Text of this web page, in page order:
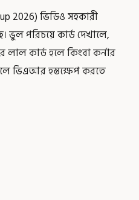
2026) ভিডিও সহকারী
ভুল পরিচয়ে কার্ড দেখালে,
লাল কার্ড হলে কিংবা কর্নার
ভিএআর হস্তক্ষেপ করতে